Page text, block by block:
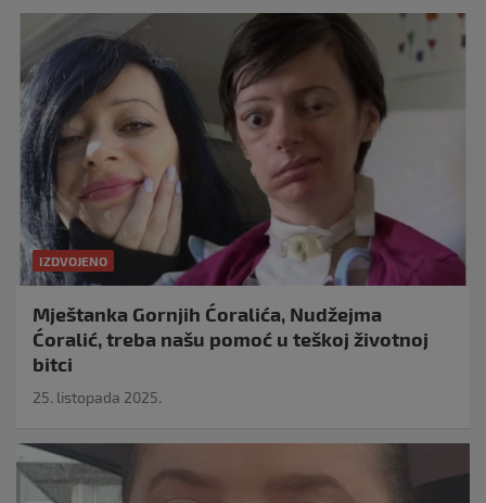
IZDVOJENO
Mještanka Gornjih Ćoralića, Nudžejma
Ćoralić, treba našu pomoć u teškoj životnoj
bitci
25. listopada 2025.